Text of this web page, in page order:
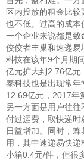
区内投放的租金比
也不低。过高的成
一个企业来说都是致
佼佼者丰巢和速递
科技在该年9个月期
亿元扩大到2.76亿元
泰科技也是出现常
12.69亿元，2017年
另一方面是用户往
付过运费，取快递
日益增加。同时，
用，其中速递易快
小箱0.4元/件，但很